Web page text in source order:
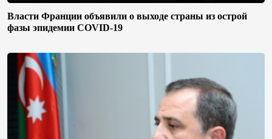
Власти Франции объявили о выходе страны из острой
фазы эпидемии COVID-19